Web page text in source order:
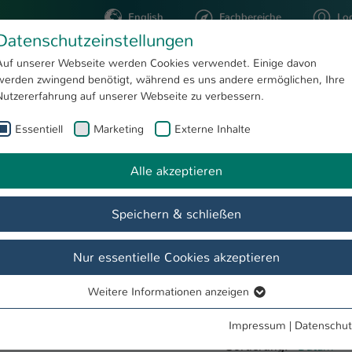
English Fachbereiche
STUDIUM FORSCHUNG
Sortierung: Datum
unserer Webseite werden Cookies verwendet. Einige davon
zwingend benötigt, während es uns andere ermöglichen, Ihre
auf unserer Webseite zu verbessern.
Essentiell Marketing Externe Inhalte
Alle akzeptieren
Speichern & schließen
Nur essentielle Cookies akzeptieren
Essentielle Cookies werden für grundlegende Funktionen der
Weitere Informationen anzeigen
Impressum |